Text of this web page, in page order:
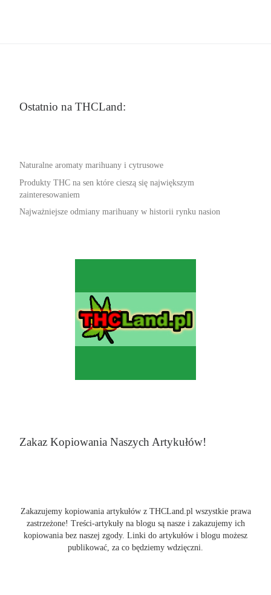
Ostatnio na THCLand:
Naturalne aromaty marihuany i cytrusowe
Produkty THC na sen które cieszą się największym
zainteresowaniem
Najważniejsze odmiany marihuany w historii rynku nasion
Zakaz Kopiowania Naszych Artykułów!
Zakazujemy kopiowania artykułów z THCLand.pl wszystkie prawa
zastrzeżone! Treści-artykuły na blogu są nasze i zakazujemy ich
kopiowania bez naszej zgody. Linki do artykułów i blogu możesz
publikować, za co będziemy wdzięczni.